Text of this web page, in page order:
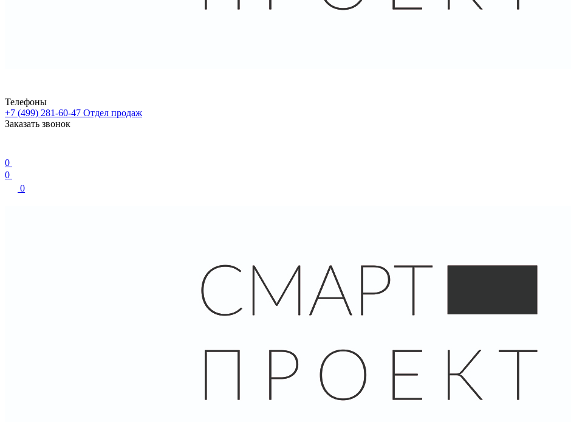
Телефоны
+7 (499) 281-60-47 Отдел продаж
Заказать звонок
0
0
0